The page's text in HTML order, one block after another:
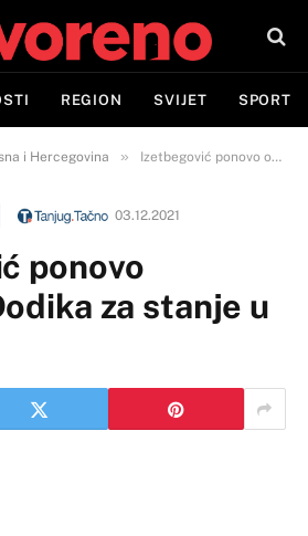
REGION SVIJET SPORT
i Hercegovina » Izetbegović ponovo optužuje Dodika za stanje u BiH
03.12.2021
ponovo
za stanje u